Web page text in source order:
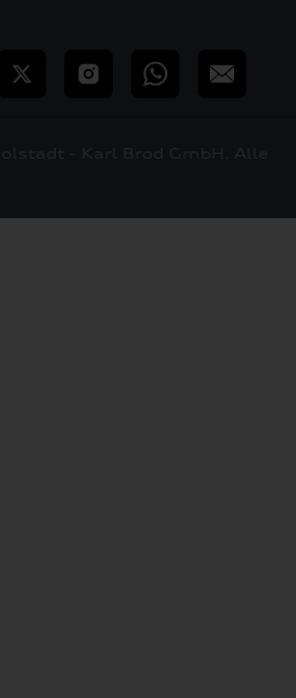
Twitter InstagramWhatsApp
E-